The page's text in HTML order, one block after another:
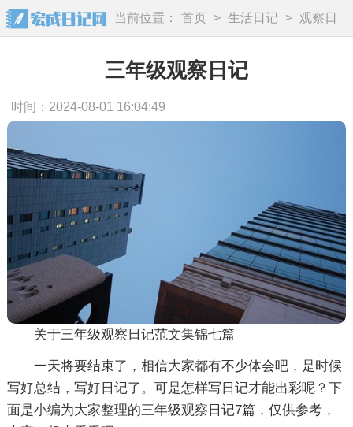
当前位置： 首页 > 生活日记 >
观察日
记
三年级观察日记
时间：2024-08-01 16:04:49
关于三年级观察日记范文集锦七篇
一天将要结束了，相信大家都有不少体会吧，是时候
写好总结，写好日记了。可是怎样写日记才能出彩呢？下
面是小编为大家整理的三年级观察日记7篇，仅供参考，